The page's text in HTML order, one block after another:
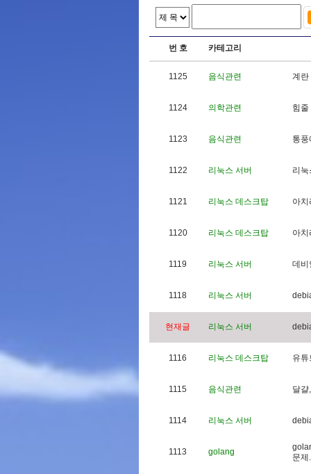
번 호 카테고리
1125 음식관련 계 란
1124 의학관련 힘 줄
1123 음식관련 통풍
1122 리눅스 서버 리 눅
1121 리눅스 데스크탑 아치
1120 리눅스 데스크탑 아치
1119 리눅스 서버 데 비
1118 리눅스 서버 debi
현재글 리눅스 서버 debi
1116 리눅스 데스크탑 유튜
1115 음식관련 달걀,
1114 리눅스 서버 debi
1113 golang go a
문제 .